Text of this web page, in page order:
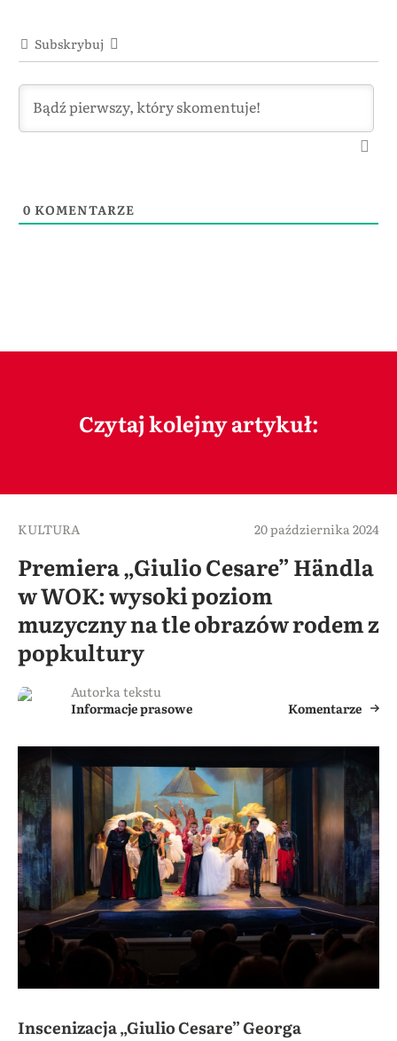
Subskrybuj
0 KOMENTARZE
Czytaj kolejny artykuł:
KULTURA 20 października 2024
Premiera „Giulio Cesare” Händla
w WOK: wysoki poziom
muzyczny na tle obrazów rodem z
popkultury
Autorka tekstu
Informacje prasowe
Komentarze
Inscenizacja „Giulio Cesare” Georga